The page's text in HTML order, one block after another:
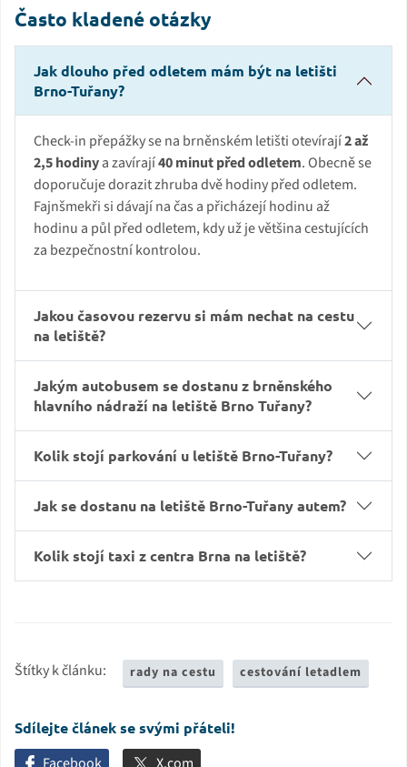
Často kladené otázky
Jak dlouho před odletem mám být na letišti
Brno-Tuřany?
Check-in přepážky se na brněnském letišti otevírají2 až
2,5 hodinya zavírají40 minut před odletem. Obecně se
doporučuje dorazit zhruba dvě hodiny před odletem.
Fajnšmekři si dávají na čas a přicházejí hodinu až
hodinu a půl před odletem, kdy už je většina cestujících
za bezpečnostní kontrolou.
Jakou časovou rezervu si mám nechat na cestu
na letiště?
Jakým autobusem se dostanu z brněnského
hlavního nádraží na letiště Brno Tuřany?
Kolik stojí parkování u letiště Brno-Tuřany?
Jak se dostanu na letiště Brno-Tuřany autem?
Kolik stojí taxi z centra Brna na letiště?
Štítky k článku: rady na cestu cestování letadlem
Sdílejte článek se svými přáteli!